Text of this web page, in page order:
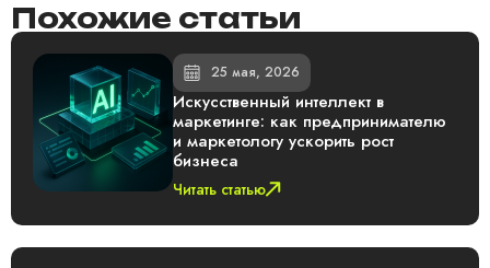
Похожие статьи
25 мая, 2026
Искусственный интеллект в
маркетинге: как предпринимателю
и маркетологу ускорить рост
бизнеса
Читать статью